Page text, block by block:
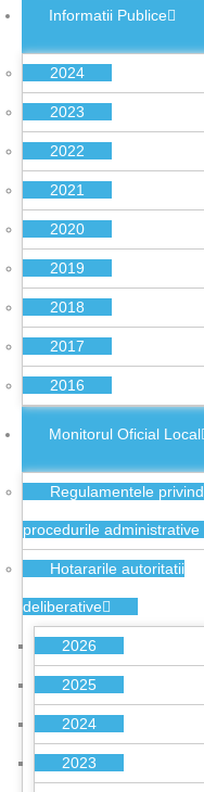
Informatii Publice
2024
2023
2022
2021
2020
2019
2018
2017
2016
Monitorul Oficial Local
Regulamentele privind
procedurile administrative
Hotararile autoritatii
deliberative
2026
2025
2024
2023